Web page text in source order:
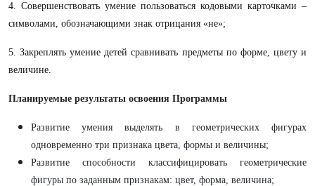
4. Совершенствовать умение пользоваться кодовыми карточками –
символами, обозначающими знак отрицания «не»;
5. Закреплять умение детей сравнивать предметы по форме, цвету и
величине.
Планируемые результаты освоения Программы
Развитие умения выделять в геометрических фигурах
одновременно три признака цвета, формы и величины;
Развитие способности классифицировать геометрические
фигуры по заданным признакам: цвет, форма, величина;